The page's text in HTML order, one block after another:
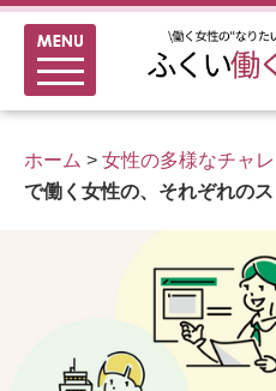
ホーム > 女性の多様なチャ
で働く女性の、それぞれの
メニュー
新着情報
ふくい女性活躍推進企
女性のキャリアアッ
家事シェアのススメ